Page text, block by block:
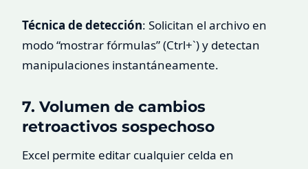
Técnica de detección: Solicitan el archivo en
modo “mostrar fórmulas” (Ctrl+`) y detectan
manipulaciones instantáneamente.
7. Volumen de cambios
retroactivos sospechoso
Excel permite editar cualquier celda en